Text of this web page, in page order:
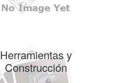
Herramientas y
Construcción